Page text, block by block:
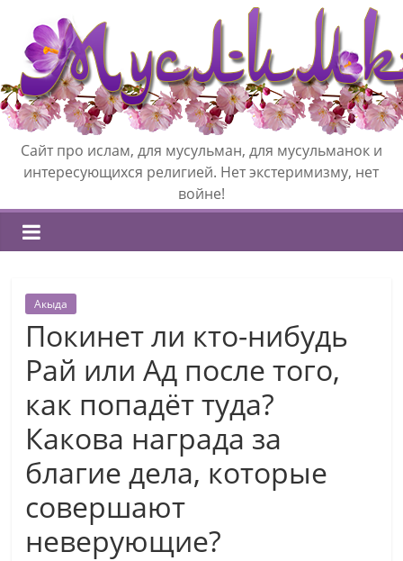
Сайт про ислам, для мусульман, для мусульманок и
интересующихся религией. Нет экстеримизму, нет
войне!
Акыда
Покинет ли кто-нибудь
Рай или Ад после того,
как попадёт туда?
Какова награда за
благие дела, которые
совершают
неверующие?